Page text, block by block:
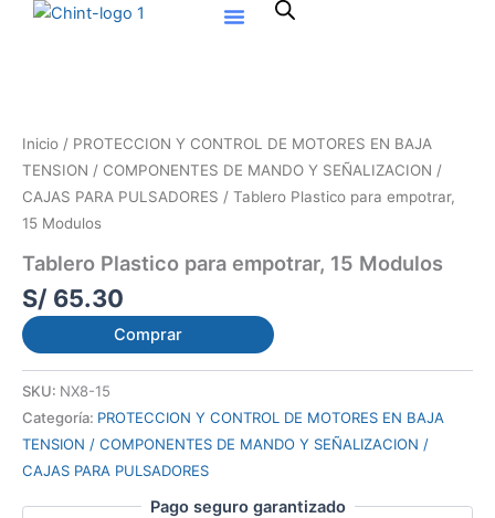
Inicio / PROTECCION Y CONTROL DE MOTORES EN BAJA
TENSION / COMPONENTES DE MANDO Y SEÑALIZACION /
CAJAS PARA PULSADORES / Tablero Plastico para empotrar,
15 Modulos
Tablero Plastico para empotrar, 15 Modulos
S/ 65.30
Comprar
SKU: NX8-15
Categoría: PROTECCION Y CONTROL DE MOTORES EN BAJA
TENSION / COMPONENTES DE MANDO Y SEÑALIZACION /
CAJAS PARA PULSADORES
Pago seguro garantizado